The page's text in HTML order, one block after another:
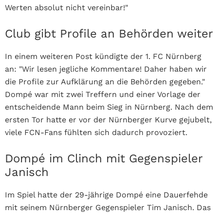
Werten absolut nicht vereinbar!"
Club gibt Profile an Behörden weiter
In einem weiteren Post kündigte der 1. FC Nürnberg
an: "Wir lesen jegliche Kommentare! Daher haben wir
die Profile zur Aufklärung an die Behörden gegeben."
Dompé war mit zwei Treffern und einer Vorlage der
entscheidende Mann beim Sieg in Nürnberg. Nach dem
ersten Tor hatte er vor der Nürnberger Kurve gejubelt,
viele FCN-Fans fühlten sich dadurch provoziert.
Dompé im Clinch mit Gegenspieler
Janisch
Im Spiel hatte der 29-jährige Dompé eine Dauerfehde
mit seinem Nürnberger Gegenspieler Tim Janisch. Das